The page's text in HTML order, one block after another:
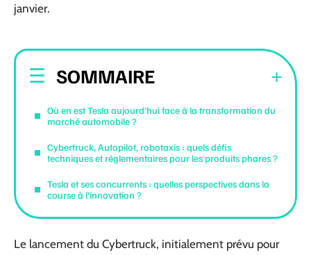
janvier.
SOMMAIRE
Où en est Tesla aujourd’hui face à la transformation du
marché automobile ?
Cybertruck, Autopilot, robotaxis : quels défis
techniques et réglementaires pour les produits phares ?
Tesla et ses concurrents : quelles perspectives dans la
course à l’innovation ?
Le lancement du Cybertruck, initialement prévu pour